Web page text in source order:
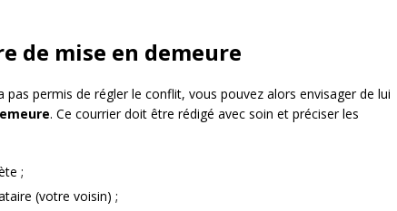
de mise en demeure
pas permis de régler le conflit, vous pouvez alors envisager de lui
. Ce courrier doit être rédigé avec soin et préciser les
;
(votre voisin) ;